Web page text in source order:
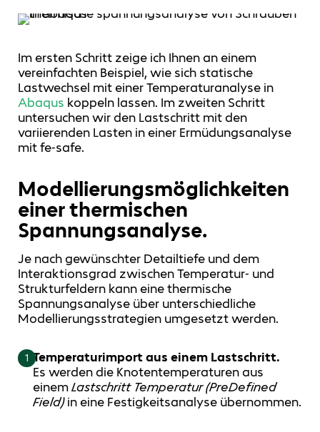
Im ersten Schritt zeige ich Ihnen an einem
vereinfachten Beispiel, wie sich statische
Lastwechsel mit einer Temperaturanalyse in
Abaqus koppeln lassen. Im zweiten Schritt
untersuchen wir den Lastschritt mit den
variierenden Lasten in einer Ermüdungsanalyse
mit fe-safe.
Modellierungsmöglichkeiten
einer thermischen
Spannungsanalyse.
Je nach gewünschter Detailtiefe und dem
Interaktionsgrad zwischen Temperatur- und
Strukturfeldern kann eine thermische
Spannungsanalyse über unterschiedliche
Modellierungsstrategien umgesetzt werden.
1 Temperaturimport aus einem Lastschritt.
Es werden die Knotentemperaturen aus
einemLastschritt Temperatur (PreDefined
Field)in eine Festigkeitsanalyse übernommen.